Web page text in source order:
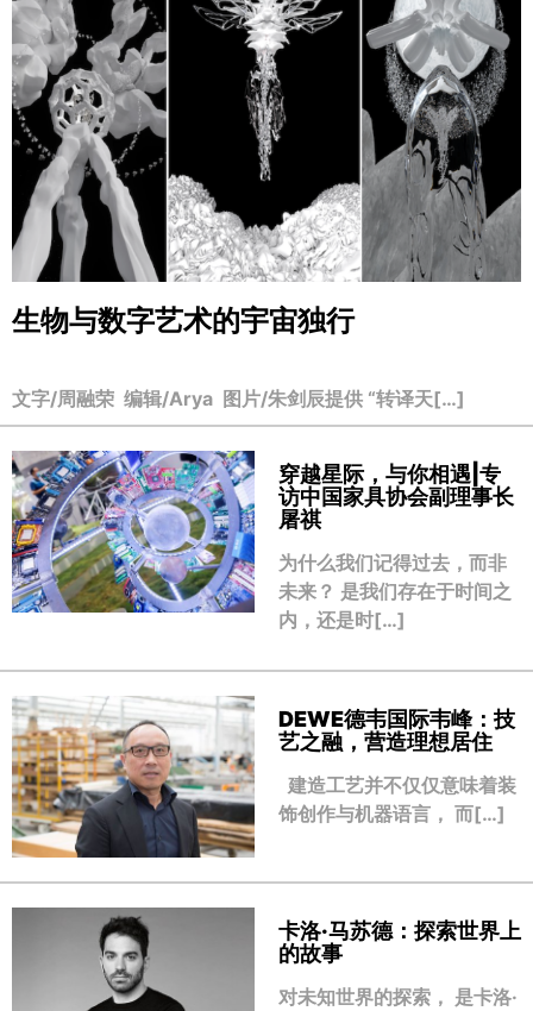
生物与数字艺术的宇宙独行
文字/周融荣 编辑/Arya 图片/朱剑辰提供 “转译天[…]
穿越星际，与你相遇|专
访中国家具协会副理事长
屠祺
为什么我们记得过去，而非
未来？ 是我们存在于时间之
内，还是时[…]
DEWE德韦国际韦峰：技
艺之融，营造理想居住
建造工艺并不仅仅意味着装
饰创作与机器语言， 而[…]
卡洛·马苏德：探索世界上
的故事
对未知世界的探索， 是卡洛·